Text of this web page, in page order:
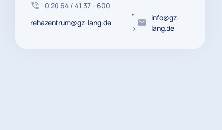
0 20 64 / 41 37 - 600
rehazentrum@gz-lang.de
"
>
info@gz-
lang.de